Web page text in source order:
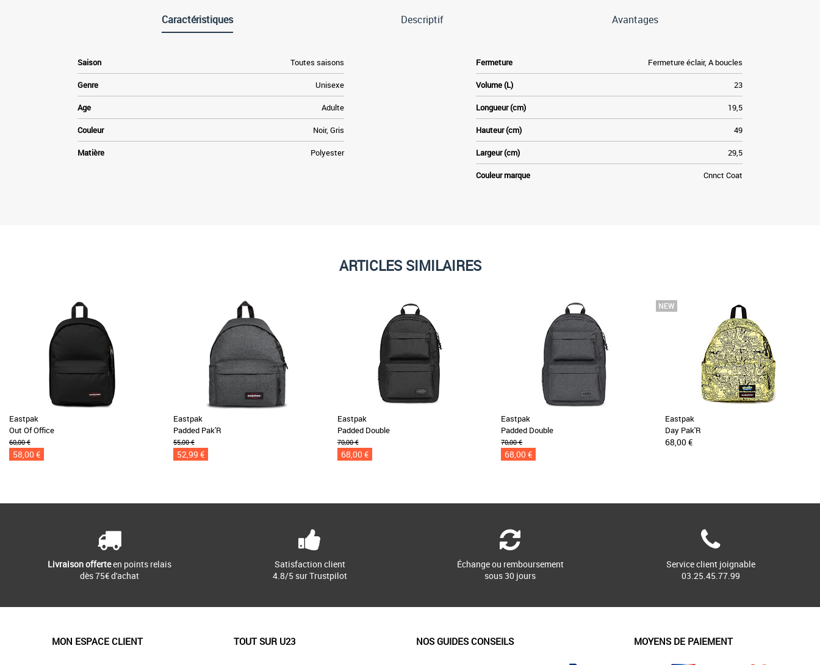
Caractéristiques Descriptif Avantages
Saison Toutes saisons
Genre Unisexe
Age Adulte
Couleur Noir, Gris
Matière Polyester
Fermeture Fermeture éclair, A boucles
Volume (L) 23
Longueur (cm) 19,5
Hauteur (cm) 49
Largeur (cm) 29,5
Couleur marque Cnnct Coat
ARTICLES SIMILAIRES
Eastpak
Out Of Office
60,00 €
58,00 €
Eastpak
Padded Pak'R
55,00 €
52,99 €
Eastpak
Padded Double
70,00 €
68,00 €
Eastpak
Padded Double
70,00 €
68,00 €
Eastpak
Day Pak'R
68,00 €
Livraison offerteen points relais
dès 75€ d'achat
Satisfaction client
4.8/5 sur Trustpilot
Échange ou remboursement
sous 30 jours
Service client joignable
03.25.45.77.99
MON ESPACE CLIENT TOUT SUR U23 NOS GUIDES CONSEILS MOYENS DE PAIEMENT